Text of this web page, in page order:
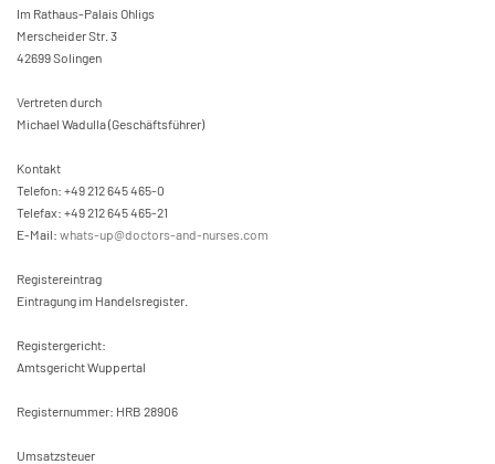
Im Rathaus-Palais Ohligs
Merscheider Str. 3
42699 Solingen
Vertreten durch
Michael Wadulla (Geschäftsführer)
Kontakt
Telefon: +49 212 645 465-0
Telefax: +49 212 645 465-21
E-Mail: whats-up@doctors-and-nurses.com
Registereintrag
Eintragung im Handelsregister.
Registergericht:
Amtsgericht Wuppertal
Registernummer: HRB 28906
Umsatzsteuer